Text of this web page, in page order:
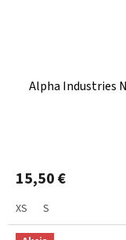
Alpha Industries
15,50 €
XS S